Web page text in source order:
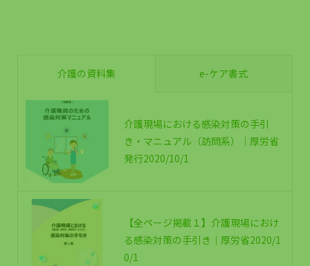
介護の資料集 e-ケア書式
介護現場における感染対策の手引
き・マニュアル（訪問系）｜厚労省
発行2020/10/1
【全ページ掲載１】介護現場におけ
る感染対策の手引き｜厚労省2020/1
0/1